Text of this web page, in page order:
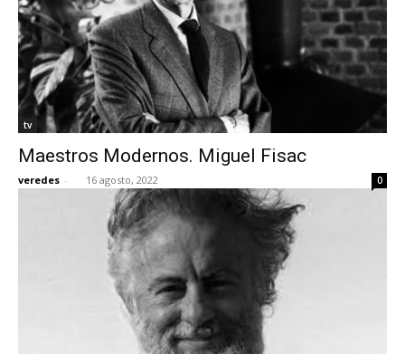
tv
Maestros Modernos. Miguel Fisac
veredes - 16 agosto, 2022 0